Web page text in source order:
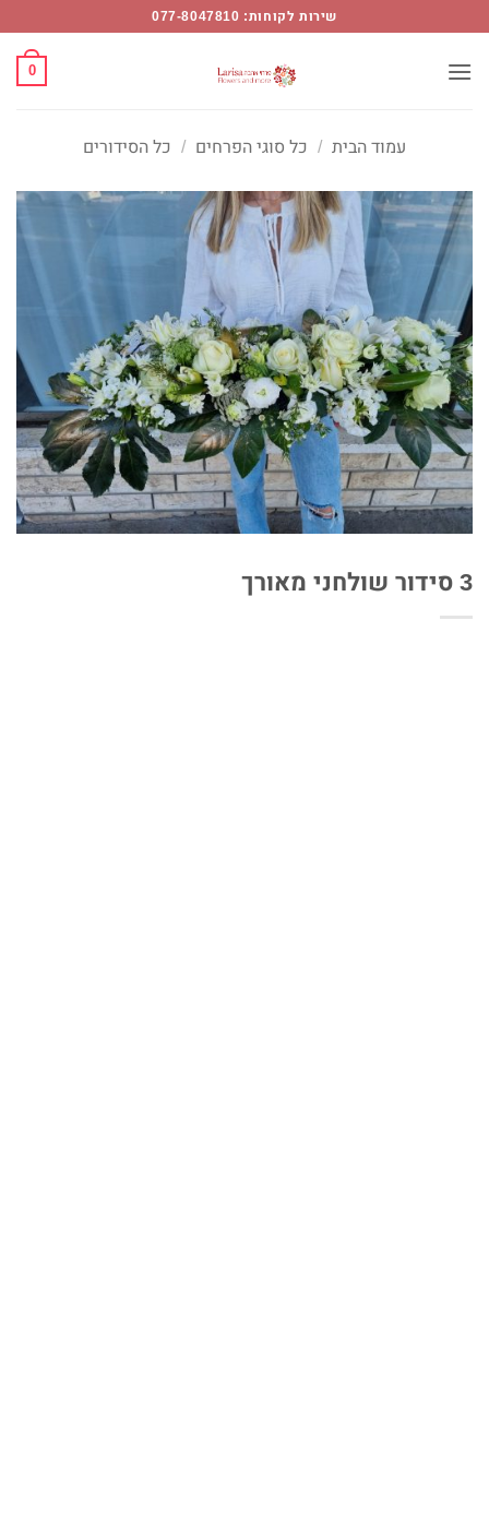
content
שירות לקוחות: 077-8047810
0
עמוד הבית / כל סוגי הפרחים / כל הסידורים
3 סידור שולחני מאורך